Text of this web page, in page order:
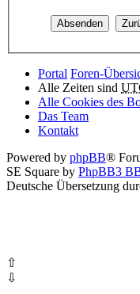
Portal Foren-
Alle Zeiten sind
Alle Cookies des
Das Team
Kontakt
Powered by phpBB®
SE Square by PhpBB3
Deutsche Übersetzung
⇧
⇩